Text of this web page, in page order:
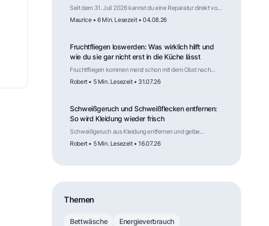
Seit dem 31. Juli 2026 kannst du eine Reparatur direkt vom
Hersteller verlangen, auch nach Ablauf der
Gewährleistung. Für welche Haushaltsgeräte das gilt, wie
die Schlagzeilen vermuten lassen.
Maurice • 6 Min. Lesezeit • 04.08.26
Fruchtfliegen loswerden: Was wirklich hilft und
wie du sie gar nicht erst in die Küche lässt
Fruchtfliegen kommen meist schon mit dem Obst nach
Hause. Wie du die Fliegen wieder loswirst, welche Falle
tatsächlich funktioniert, warum Kälte die Vermehrung
Robert • 5 Min. Lesezeit • 31.07.26
Schweißgeruch und Schweißflecken entfernen:
So wird Kleidung wieder frisch
Schweißgeruch aus Kleidung entfernen und gelbe
Schweißflecken lösen: Ursachen verstehen, mit
Hausmitteln vorbehandeln und mit dem richtigen
Robert • 5 Min. Lesezeit • 16.07.26
Themen
Bettwäsche
Energieverbrauch